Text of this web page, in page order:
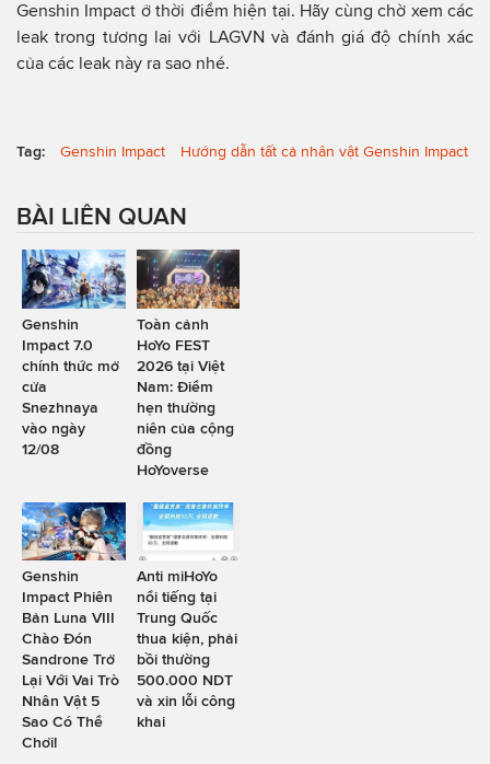
Genshin Impact ở thời điểm hiện tại. Hãy cùng chờ xem các
leak trong tương lai với LAGVN và đánh giá độ chính xác
của các leak này ra sao nhé.
Tag: Genshin Impact Hướng dẫn tất cả nhân vật Genshin Impact
BÀI LIÊN QUAN
Genshin
Impact 7.0
chính thức mở
cửa
Snezhnaya
vào ngày
12/08
Toàn cảnh
HoYo FEST
2026 tại Việt
Nam: Điểm
hẹn thường
niên của cộng
đồng
HoYoverse
Genshin
Impact Phiên
Bản Luna VIII
Chào Đón
Sandrone Trở
Lại Với Vai Trò
Nhân Vật 5
Sao Có Thể
Chơi!
Anti miHoYo
nổi tiếng tại
Trung Quốc
thua kiện, phải
bồi thường
500.000 NDT
và xin lỗi công
khai